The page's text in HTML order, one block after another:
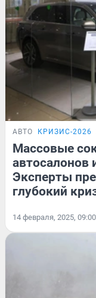
АВТО КРИЗИС-2026
Массовые
автосалонов
Эксперты
глубокий
14 февраля, 2025, 09:00